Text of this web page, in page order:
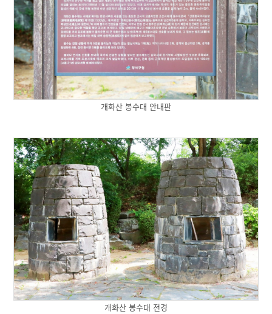
개화산 봉수대 안내판
개화산 봉수대 전경